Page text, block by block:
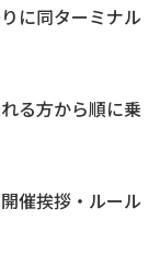
に同ターミナル
る方から順に乗
催挨拶・ルール